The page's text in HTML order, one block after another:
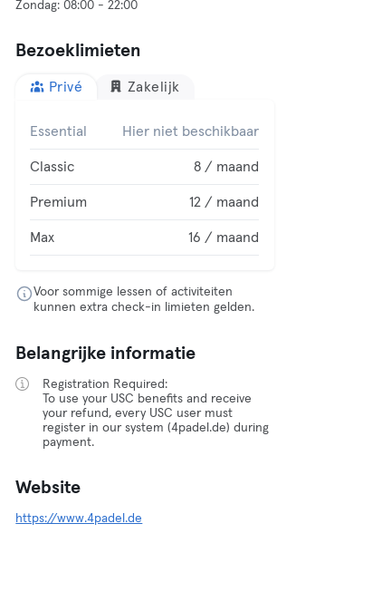
Bezoeklimieten
Privé Zakelijk
Essential Hier niet beschikbaar
Classic 8 / maand
Premium 12 / maand
Max 16 / maand
Voor sommige lessen of activiteiten
kunnen extra check-in limieten gelden.
Belangrijke informatie
Registration Required:
To use your USC benefits and receive
your refund, every USC user must
register in our system (4padel.de) during
payment.
Website
https://www.4padel.de